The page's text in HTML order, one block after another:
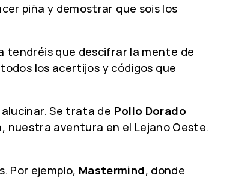
piña y demostrar que sois los
tendréis que descifrar la mente de
los acertijos y códigos que
Se trata de Pollo Dorado
aventura en el Lejano Oeste.
Por ejemplo, Mastermind, donde